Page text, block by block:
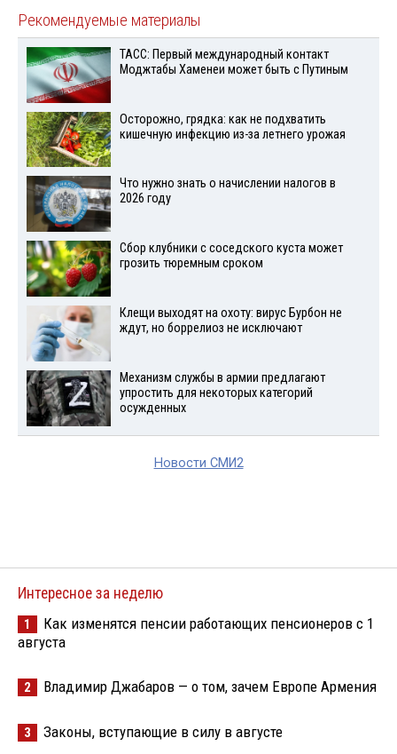
Рекомендуемые материалы
ТАСС: Первый международный контакт
Моджтабы Хаменеи может быть с Путиным
Осторожно, грядка: как не подхватить
кишечную инфекцию из-за летнего урожая
Что нужно знать о начислении налогов в
2026 году
Сбор клубники с соседского куста может
грозить тюремным сроком
Клещи выходят на охоту: вирус Бурбон не
ждут, но боррелиоз не исключают
Механизм службы в армии предлагают
упростить для некоторых категорий
осужденных
Новости СМИ2
Интересное за неделю
1
Как изменятся пенсии работающих пенсионеров с 1
августа
2 Владимир Джабаров — о том, зачем Европе Армения
3 Законы, вступающие в силу в августе